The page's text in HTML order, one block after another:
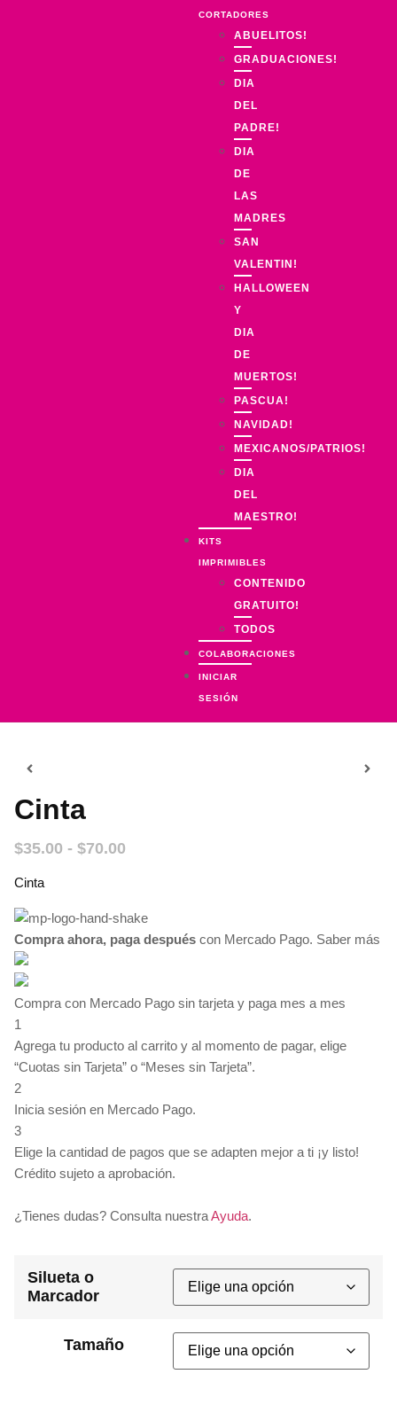
CORTADORES
ABUELITOS!
GRADUACIONES!
DIA
DEL
PADRE!
DIA
DE
LAS
MADRES
SAN
VALENTIN!
HALLOWEEN
Y
DIA
DE
MUERTOS!
PASCUA!
NAVIDAD!
MEXICANOS/PATRIOS!
DIA
DEL
MAESTRO!
KITS
IMPRIMIBLES
CONTENIDO
GRATUITO!
TODOS
COLABORACIONES
INICIAR
SESIÓN
Cinta
$35.00 - $70.00
Cinta
Compra ahora, paga después con Mercado Pago. Saber más
Compra con Mercado Pago sin tarjeta y paga mes a mes
1
Agrega tu producto al carrito y al momento de pagar, elige
“Cuotas sin Tarjeta” o “Meses sin Tarjeta”.
2
Inicia sesión en Mercado Pago.
3
Elige la cantidad de pagos que se adapten mejor a ti ¡y listo!
Crédito sujeto a aprobación.
¿Tienes dudas? Consulta nuestraAyuda.
Silueta o
Marcador
Tamaño